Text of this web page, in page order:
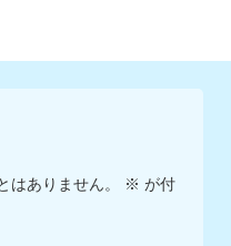
はありません。 ※ が付